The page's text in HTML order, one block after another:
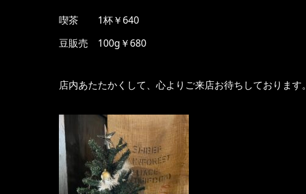
喫茶 1杯￥640
豆販売 100g￥680
店内あたたかくして、心よりご来店お待ちしております。